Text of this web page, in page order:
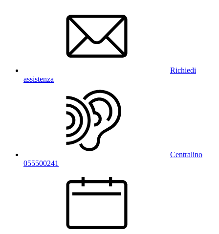
Richiedi
assistenza
Centralino
055500241